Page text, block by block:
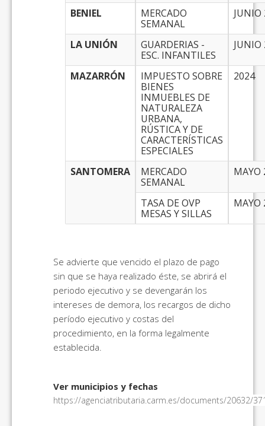
BENIEL
MERCADO
SEMANAL
JUNIO
LA UNIÓN
GUARDERIAS -
ESC. INFANTILES
JUNIO
MAZARRÓN
IMPUESTO SOBRE
BIENES
INMUEBLES DE
NATURALEZA
URBANA,
RÚSTICA Y DE
CARACTERÍSTICAS
ESPECIALES
2024
SANTOMERA
MERCADO
SEMANAL
MAYO
TASA DE OVP
MESAS Y SILLAS
MAYO
Se advierte que vencido el plazo de pago
sin que se haya realizado éste, se abrirá el
periodo ejecutivo y se devengarán los
intereses de demora, los recargos de dicho
período ejecutivo y costas del
procedimiento, en la forma legalmente
establecida.
Ver municipios y fechas
https://agenciatributaria.carm.es/documents/20632/